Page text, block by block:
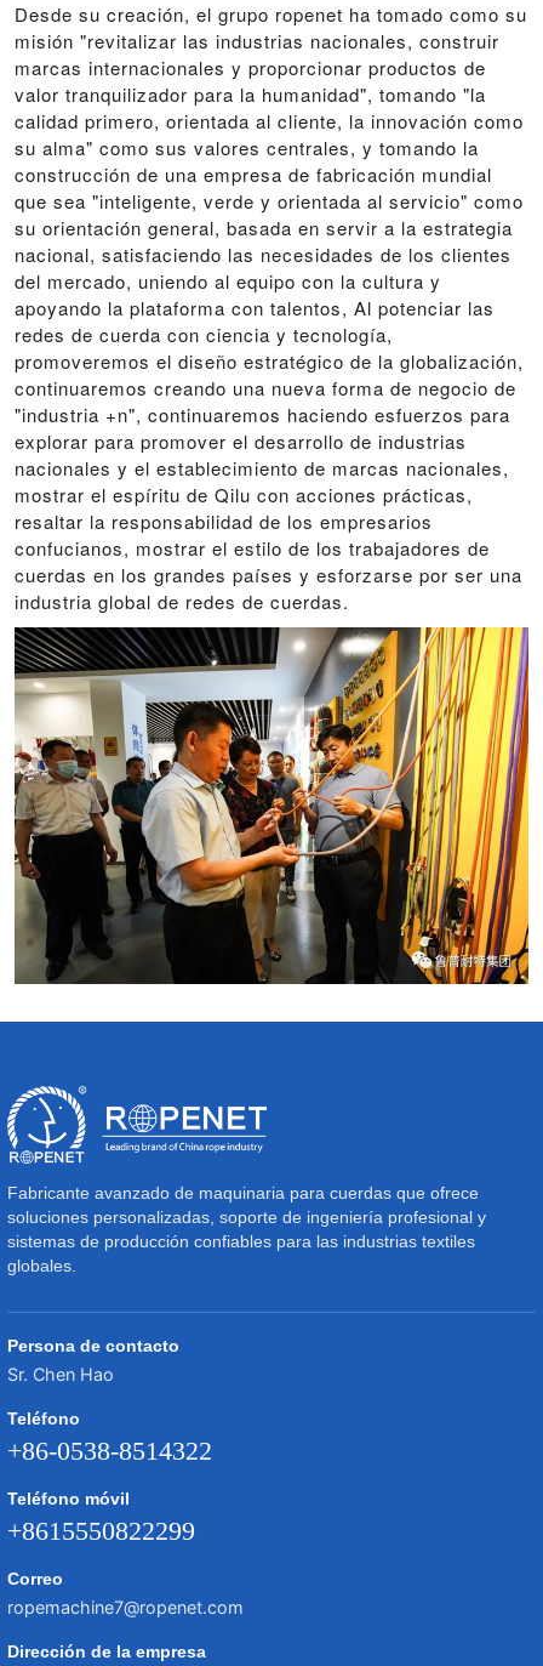
Desde su creación, el grupo ropenet ha tomado como su
misión "revitalizar las industrias nacionales, construir
marcas internacionales y proporcionar productos de
valor tranquilizador para la humanidad", tomando "la
calidad primero, orientada al cliente, la innovación como
su alma" como sus valores centrales, y tomando la
construcción de una empresa de fabricación mundial
que sea "inteligente, verde y orientada al servicio" como
su orientación general, basada en servir a la estrategia
nacional, satisfaciendo las necesidades de los clientes
del mercado, uniendo al equipo con la cultura y
apoyando la plataforma con talentos, Al potenciar las
redes de cuerda con ciencia y tecnología,
promoveremos el diseño estratégico de la globalización,
continuaremos creando una nueva forma de negocio de
"industria +n", continuaremos haciendo esfuerzos para
explorar para promover el desarrollo de industrias
nacionales y el establecimiento de marcas nacionales,
mostrar el espíritu de Qilu con acciones prácticas,
resaltar la responsabilidad de los empresarios
confucianos, mostrar el estilo de los trabajadores de
cuerdas en los grandes países y esforzarse por ser una
industria global de redes de cuerdas.
Fabricante avanzado de maquinaria para cuerdas que ofrece
soluciones personalizadas, soporte de ingeniería profesional y
sistemas de producción confiables para las industrias textiles
globales.
Persona de contacto
Sr. Chen Hao
Teléfono
+86-0538-8514322
Teléfono móvil
+8615550822299
Correo
ropemachine7@ropenet.com
Dirección de la empresa